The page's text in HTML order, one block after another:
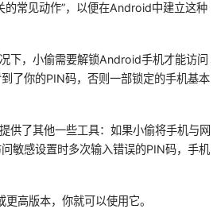
的常见动作”，以便在Android中建立这种
下，小偷需要解锁Android手机才能访问
了你的PIN码，否则一部锁定的手机基本
供了其他一些工具：如果小偷将手机与网
敏感设置时多次输入错误的PIN码，手机
高版本，你就可以使用它。